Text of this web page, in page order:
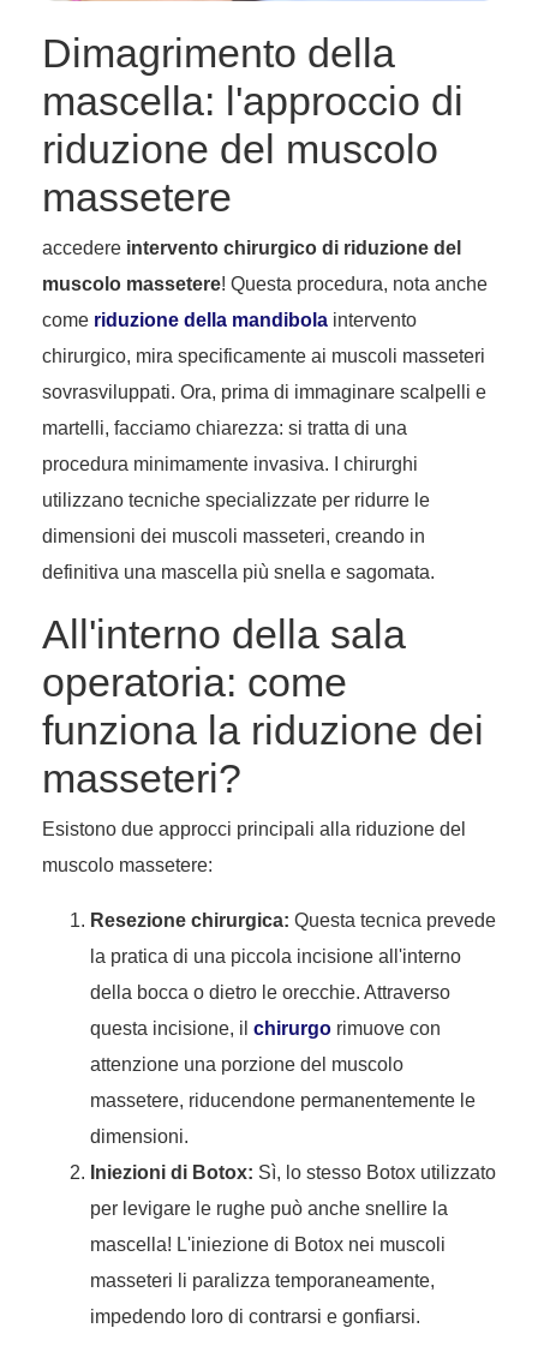
Dimagrimento della
mascella: l'approccio di
riduzione del muscolo
massetere
accedere intervento chirurgico di riduzione del
muscolo massetere! Questa procedura, nota anche
come riduzione della mandibola intervento
chirurgico, mira specificamente ai muscoli masseteri
sovrasviluppati. Ora, prima di immaginare scalpelli e
martelli, facciamo chiarezza: si tratta di una
procedura minimamente invasiva. I chirurghi
utilizzano tecniche specializzate per ridurre le
dimensioni dei muscoli masseteri, creando in
definitiva una mascella più snella e sagomata.
All'interno della sala
operatoria: come
funziona la riduzione dei
masseteri?
Esistono due approcci principali alla riduzione del
muscolo massetere:
Resezione chirurgica: Questa tecnica prevede
la pratica di una piccola incisione all'interno
della bocca o dietro le orecchie. Attraverso
questa incisione, il chirurgo rimuove con
attenzione una porzione del muscolo
massetere, riducendone permanentemente le
dimensioni.
Iniezioni di Botox: Sì, lo stesso Botox utilizzato
per levigare le rughe può anche snellire la
mascella! L'iniezione di Botox nei muscoli
masseteri li paralizza temporaneamente,
impedendo loro di contrarsi e gonfiarsi.